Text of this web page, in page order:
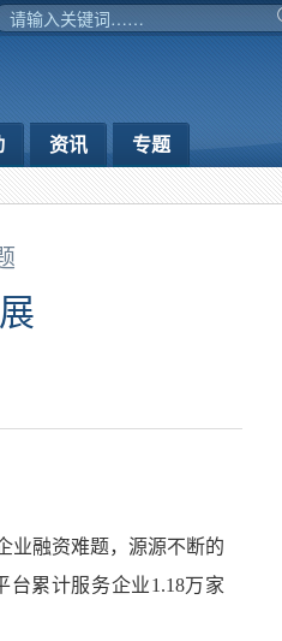
资讯 专题
业融资难题，源源不断的
累计服务企业1.18万家